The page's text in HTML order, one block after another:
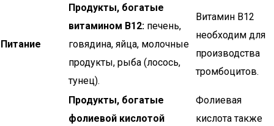
Питание
Продукты, богатые
витамином B12: печень,
говядина, яйца, молочные
продукты, рыба (лосось,
тунец).
Витамин B12
необходим для
производства
тромбоцитов.
Продукты, богатые
фолиевой кислотой
Фолиевая
кислота также